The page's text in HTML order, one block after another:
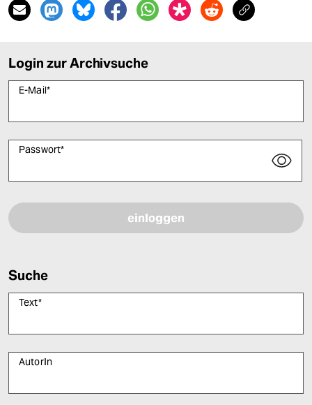
Login zur Archivsuche
E-Mail*
Passwort*
Suche
Text*
AutorIn